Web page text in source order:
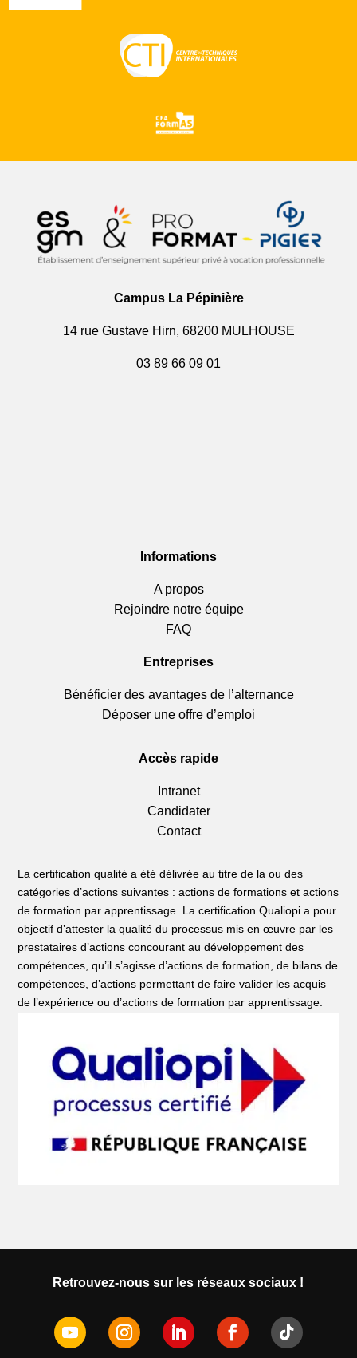
Campus La Pépinière
14 rue Gustave Hirn, 68200 MULHOUSE
03 89 66 09 01
Informations
A propos
Rejoindre notre équipe
FAQ
Entreprises
Bénéficier des avantages de l’alternance
Déposer une offre d’emploi
Accès rapide
Intranet
Candidater
Contact
La certification qualité a été délivrée au titre de la ou des
catégories d’actions suivantes : actions de formations et actions
de formation par apprentissage. La certification Qualiopi a pour
objectif d’attester la qualité du processus mis en œuvre par les
prestataires d’actions concourant au développement des
compétences, qu’il s’agisse d’actions de formation, de bilans de
compétences, d’actions permettant de faire valider les acquis
de l’expérience ou d’actions de formation par apprentissage.
Retrouvez-nous sur les réseaux sociaux !